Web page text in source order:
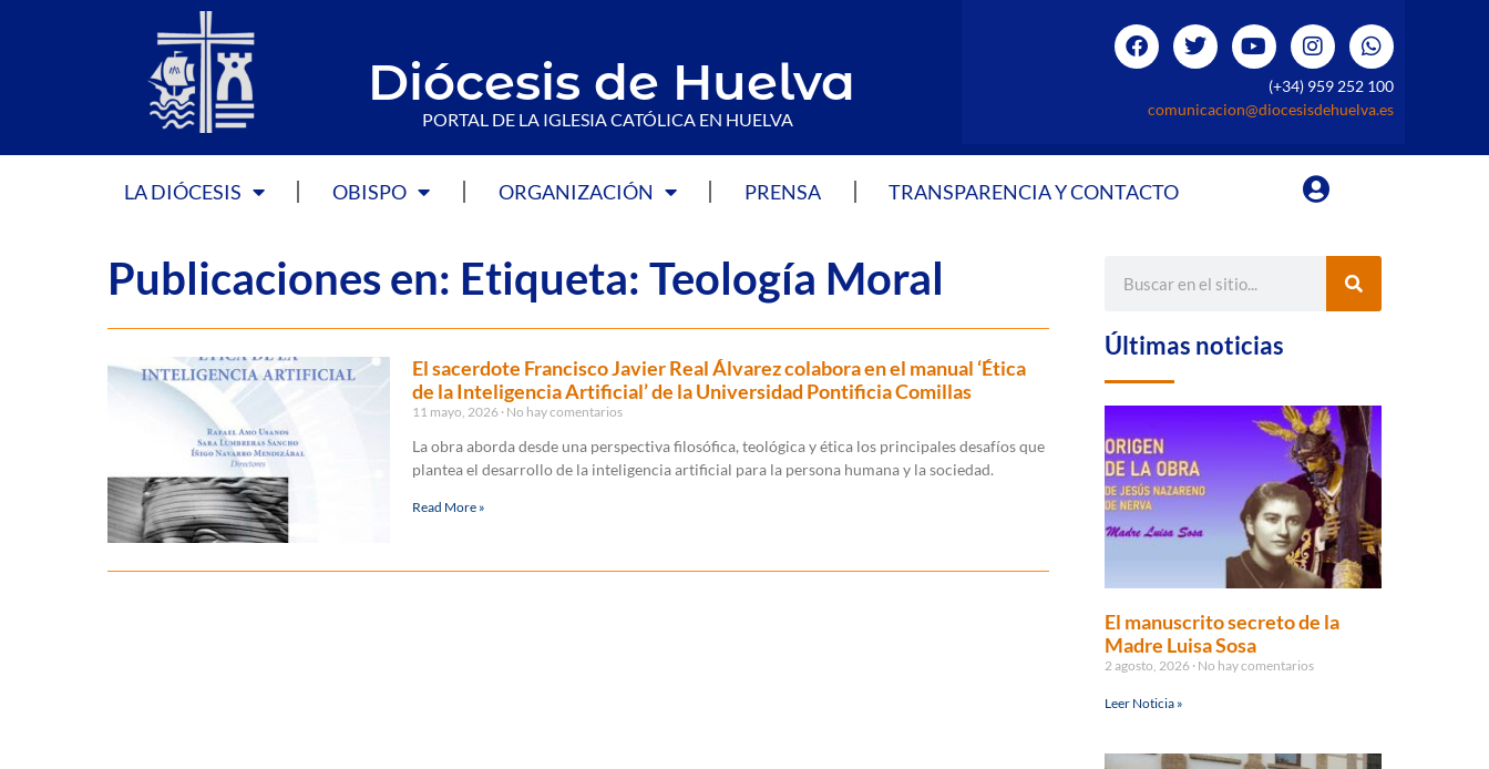
Diócesis de Huelva
PORTAL DE LA IGLESIA CATÓLICA EN HUELVA
(+34) 959 252 100
comunicacion@diocesisdehuelva.es
LA DIÓCESIS OBISPO ORGANIZACIÓN PRENSA TRANSPARENCIA Y CONTACTO
Publicaciones en: Etiqueta: Teología Moral
El sacerdote Francisco Javier Real Álvarez colabora en el manual ‘Ética
de la Inteligencia Artificial’ de la Universidad Pontificia Comillas
11 mayo, 2026 No hay comentarios
La obra aborda desde una perspectiva filosófica, teológica y ética los principales desafíos que
plantea el desarrollo de la inteligencia artificial para la persona humana y la sociedad.
Read More »
Últimas noticias
El manuscrito secreto de la
Madre Luisa Sosa
2 agosto, 2026 No hay comentarios
Leer Noticia »